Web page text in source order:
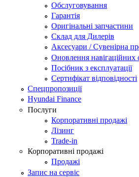
Обслуговування
Гарантія
Оригінальні запчастини
Склад для Дилерів
Аксесуари / Сувенірна
Оновлення навігаційних
Посібник з експлуатації
Сертифікат відповідності
Спецпропозиції
Hyundai Finance
Послуги
Корпоративні продажі
Лізинг
Trade-in
Корпоративні продажі
Продажі
Запис на сервіс